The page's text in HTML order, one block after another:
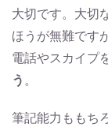
大切です。大切
ほうが無難です
電話やスカイプ
う 。
筆記能力ももち